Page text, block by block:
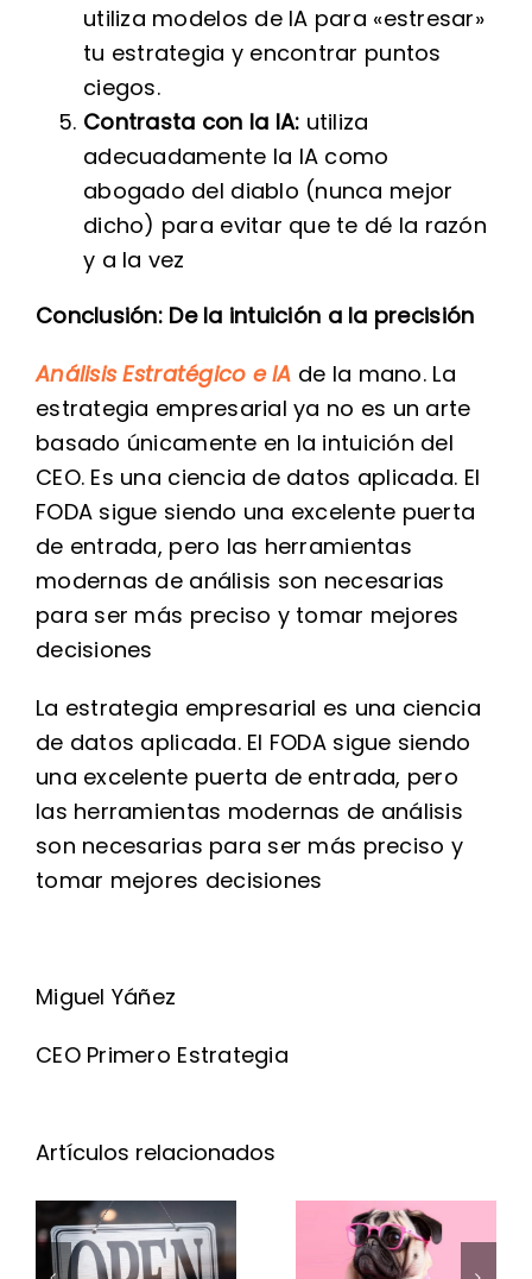
utiliza modelos de IA para «estresar»
tu estrategia y encontrar puntos
ciegos.
Contrasta con la IA: utiliza
adecuadamente la IA como
abogado del diablo (nunca mejor
dicho) para evitar que te dé la razón
y a la vez
Conclusión: De la intuición a la precisión
Análisis Estratégico e IA de la mano. La
estrategia empresarial ya no es un arte
basado únicamente en la intuición del
CEO. Es una ciencia de datos aplicada. El
FODA sigue siendo una excelente puerta
de entrada, pero las herramientas
modernas de análisis son necesarias
para ser más preciso y tomar mejores
decisiones
La estrategia empresarial es una ciencia
de datos aplicada. El FODA sigue siendo
una excelente puerta de entrada, pero
las herramientas modernas de análisis
son necesarias para ser más preciso y
tomar mejores decisiones
Miguel Yáñez
CEO Primero Estrategia
Artículos relacionados
El retail
que solo
compite
estrategia